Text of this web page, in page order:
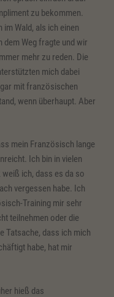
zu bekommen.
Wald, als ich einen
Weg fragte und wir
mehr zu reden. Die
mich dabei
mit französischen
wenn überhaupt. Aber
mein Französisch lange
Ich bin in vielen
ich, dass es da so
vergessen habe. Ich
Training mir sehr
teilnehmen oder die
Tatsache, dass ich mich
habe, hat mir
hieß das